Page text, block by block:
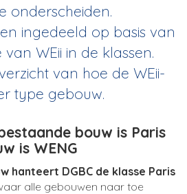
onderscheiden.
ingedeeld op basis van
WEii in de klassen.
van hoe de WEii-
type gebouw.
bouw is Paris
is WENG
hanteert DGBC de klasse Paris
alle gebouwen naar toe